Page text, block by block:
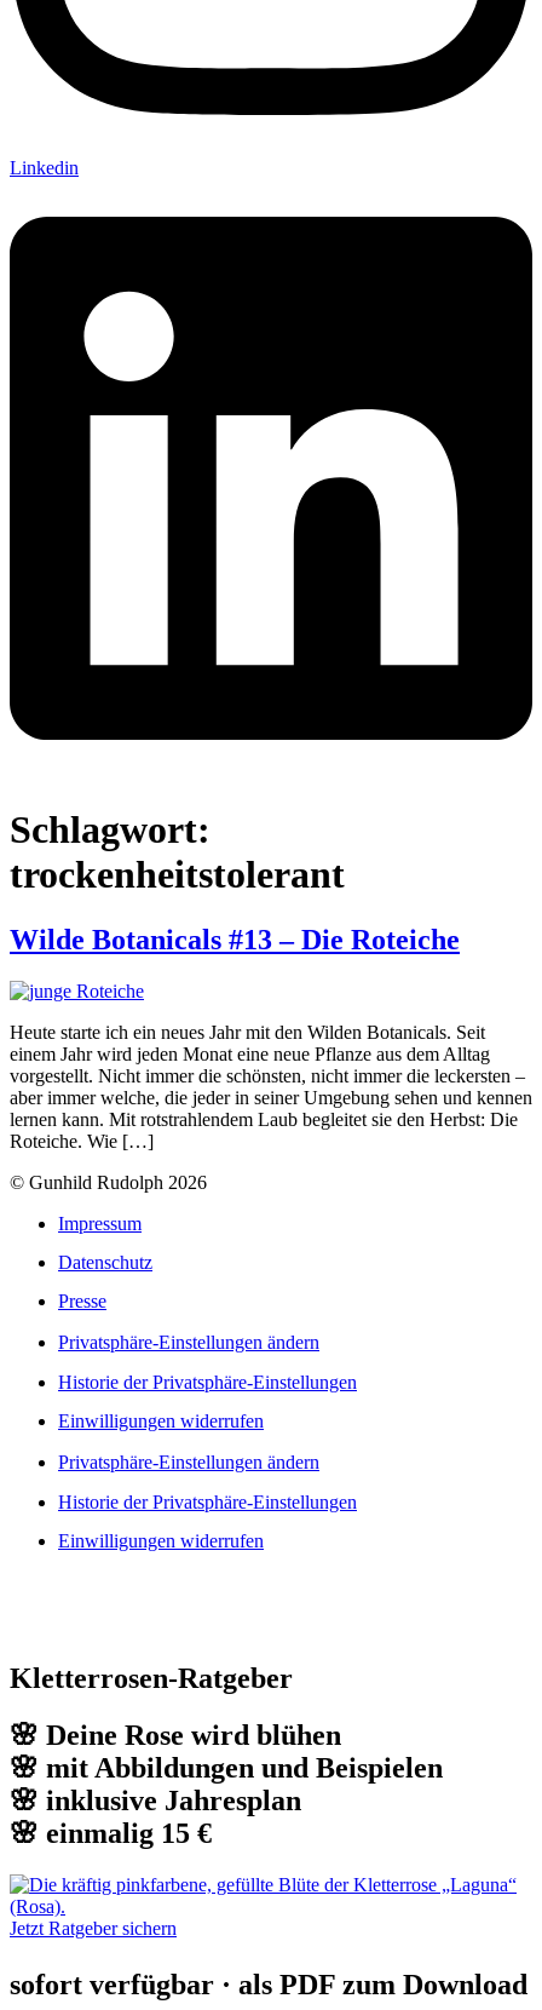
Linkedin
Schlagwort:
trockenheitstolerant
Wilde Botanicals #13 – Die Roteiche
Heute starte ich ein neues Jahr mit den Wilden Botanicals. Seit
einem Jahr wird jeden Monat eine neue Pflanze aus dem Alltag
vorgestellt. Nicht immer die schönsten, nicht immer die leckersten –
aber immer welche, die jeder in seiner Umgebung sehen und kennen
lernen kann. Mit rotstrahlendem Laub begleitet sie den Herbst: Die
Roteiche. Wie […]
© Gunhild Rudolph 2026
Impressum
Datenschutz
Presse
Privatsphäre-Einstellungen ändern
Historie der Privatsphäre-Einstellungen
Einwilligungen widerrufen
Privatsphäre-Einstellungen ändern
Historie der Privatsphäre-Einstellungen
Einwilligungen widerrufen
Kletterrosen-Ratgeber
🌸 Deine Rose wird blühen
🌸 mit Abbildungen und Beispielen
🌸 inklusive Jahresplan
🌸 einmalig 15 €
Jetzt Ratgeber sichern
sofort verfügbar · als PDF zum Download